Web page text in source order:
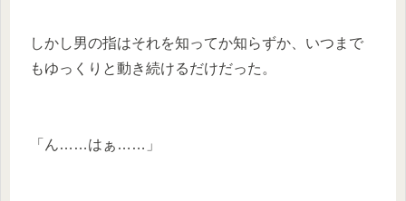
しかし男の指はそれを知ってか知らずか、いつまで
もゆっくりと動き続けるだけだった。
「ん……はぁ……」